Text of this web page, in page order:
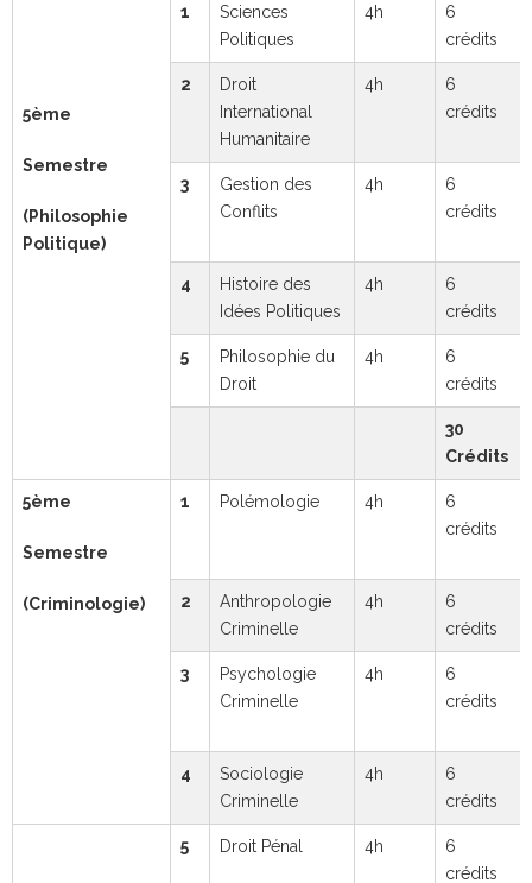
5ème
Semestre
(Philosophie
Politique)
1
Sciences
Politiques
4h
6
crédits
2
Droit
International
Humanitaire
4h
6
crédits
3
Gestion des
Conflits
4h
6
crédits
4
Histoire des
Idées Politiques
4h
6
crédits
5
Philosophie du
Droit
4h
6
crédits
30
Crédits
5ème
Semestre
(Criminologie)
1 Polémologie 4h
6
crédits
2
Anthropologie
Criminelle
4h
6
crédits
3
Psychologie
Criminelle
4h
6
crédits
4
Sociologie
Criminelle
4h
6
crédits
5 Droit Pénal 4h
6
crédits